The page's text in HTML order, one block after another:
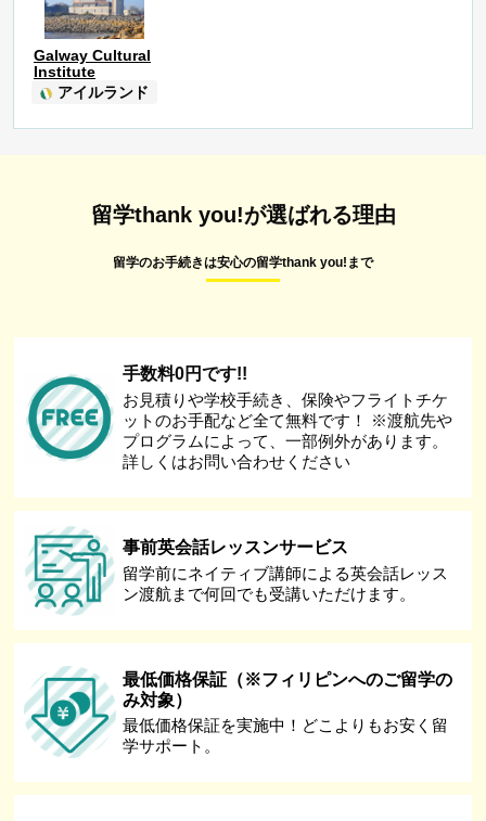
Galway Cultural
Institute
アイルランド
留学thank you!が選ばれる理由
留学のお手続きは安心の留学thank you!まで
手数料0円です!!
お見積りや学校手続き、保険やフライトチケ
ットのお手配など全て無料です！ ※渡航先や
プログラムによって、一部例外があります。
詳しくはお問い合わせください
事前英会話レッスンサービス
留学前にネイティブ講師による英会話レッス
ン渡航まで何回でも受講いただけます。
最低価格保証（※フィリピンへのご留学の
み対象）
最低価格保証を実施中！どこよりもお安く留
学サポート。